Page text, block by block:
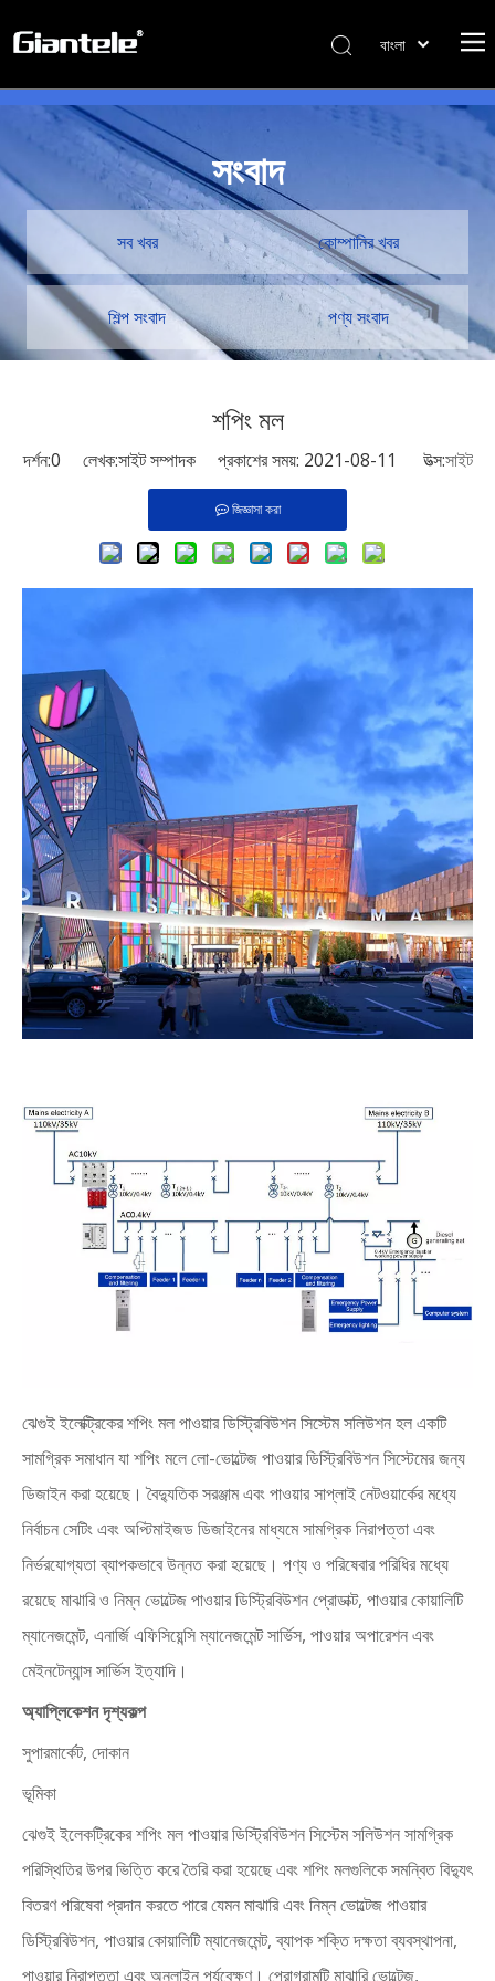
বাংলা
Tiếng Việt
Italiano
Español
Pусский
Français
العربية
简体中文
English
সংবাদ
সব খবর কোম্পানির খবর
শিল্প সংবাদ পণ্য সংবাদ
শপিং মল
দর্শন:0 লেখক:সাইট সম্পাদক প্রকাশের সময়: 2021-08-11 উত্স:সাইট
জিজ্ঞাসা করা
ঝেগুই ইলেক্ট্রিকের শপিং মল পাওয়ার ডিস্ট্রিবিউশন সিস্টেম সলিউশন হল একটি
সামগ্রিক সমাধান যা শপিং মলে লো-ভোল্টেজ পাওয়ার ডিস্ট্রিবিউশন সিস্টেমের জন্য
ডিজাইন করা হয়েছে। বৈদ্যুতিক সরঞ্জাম এবং পাওয়ার সাপ্লাই নেটওয়ার্কের মধ্যে
নির্বাচন সেটিং এবং অপ্টিমাইজড ডিজাইনের মাধ্যমে সামগ্রিক নিরাপত্তা এবং
নির্ভরযোগ্যতা ব্যাপকভাবে উন্নত করা হয়েছে। পণ্য ও পরিষেবার পরিধির মধ্যে
রয়েছে মাঝারি ও নিম্ন ভোল্টেজ পাওয়ার ডিস্ট্রিবিউশন প্রোডাক্ট, পাওয়ার কোয়ালিটি
ম্যানেজমেন্ট, এনার্জি এফিসিয়েন্সি ম্যানেজমেন্ট সার্ভিস, পাওয়ার অপারেশন এবং
মেইনটেন্যান্স সার্ভিস ইত্যাদি।
অ্যাপ্লিকেশন দৃশ্যকল্প
সুপারমার্কেট, দোকান
ভূমিকা
ঝেগুই ইলেকট্রিকের শপিং মল পাওয়ার ডিস্ট্রিবিউশন সিস্টেম সলিউশন সামগ্রিক
পরিস্থিতির উপর ভিত্তি করে তৈরি করা হয়েছে এবং শপিং মলগুলিকে সমন্বিত বিদ্যুৎ
বিতরণ পরিষেবা প্রদান করতে পারে যেমন মাঝারি এবং নিম্ন ভোল্টেজ পাওয়ার
ডিস্ট্রিবিউশন, পাওয়ার কোয়ালিটি ম্যানেজমেন্ট, ব্যাপক শক্তি দক্ষতা ব্যবস্থাপনা,
পাওয়ার নিরাপত্তা এবং অনলাইন পর্যবেক্ষণ। প্রোগ্রামটি মাঝারি ভোল্টেজ,